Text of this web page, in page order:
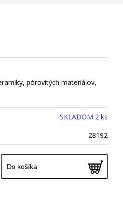
pórovitých materiálov,
SKLADOM 2 ks
28192
Do košíka